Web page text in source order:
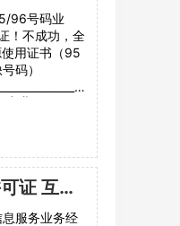
96号码业
！不成功，全
用证书（95
码）
产业
ICP许可证 EDI许可证 互联网信息服务证书办理
服务业务经